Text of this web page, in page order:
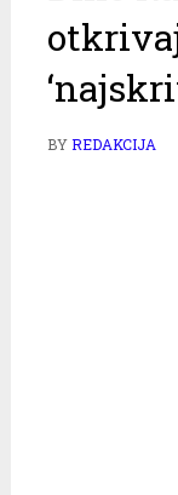
BYREDAKCIJA